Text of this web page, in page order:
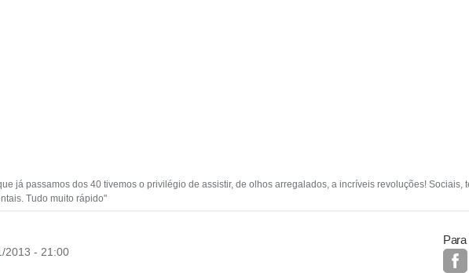
já passamos dos 40 tivemos o privilégio de assistir, de olhos arregalados, a incríveis revoluções! Sociais,
Tudo muito rápido"
2013 - 21:00